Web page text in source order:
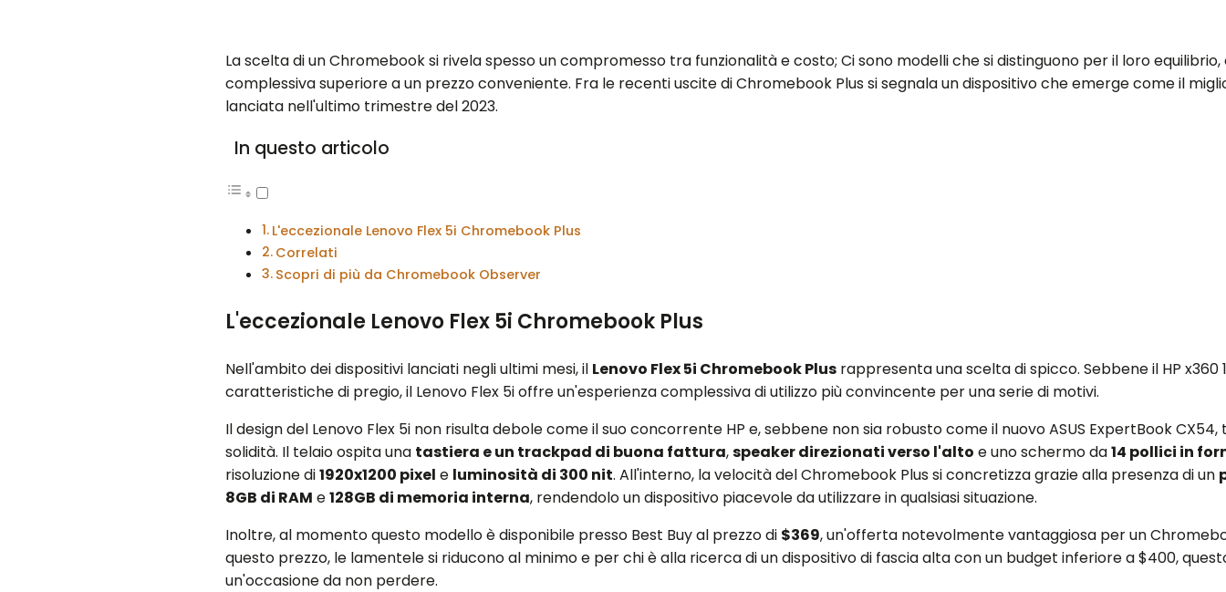
La scelta di un Chromebook si rivela spesso un compromesso tra funzionalità e costo; Ci sono modelli che si distinguono per il loro
complessiva superiore a un prezzo conveniente. Fra le recenti uscite di Chromebook Plus si segnala un dispositivo che emerge come il
lanciata nell'ultimo trimestre del 2023.
In questo articolo
L'eccezionale Lenovo Flex 5i Chromebook Plus
Correlati
Scopri di più da Chromebook Observer
L'eccezionale Lenovo Flex 5i Chromebook Plus
Nell'ambito dei dispositivi lanciati negli ultimi mesi, il Lenovo Flex 5i Chromebook Plus rappresenta una scelta di spicco. Sebbene il HP
caratteristiche di pregio, il Lenovo Flex 5i offre un'esperienza complessiva di utilizzo più convincente per una serie di motivi.
Il design del Lenovo Flex 5i non risulta debole come il suo concorrente HP e, sebbene non sia robusto come il nuovo ASUS ExpertBook
solidità. Il telaio ospita una tastiera e un trackpad di buona fattura,speaker direzionati verso l'alto e uno schermo da14 pollici in
risoluzione di1920x1200 pixel e luminosità di 300 nit. All'interno, la velocità del Chromebook Plus si concretizza grazie alla presenza di un
8GB di RAM e128GB di memoria interna, rendendolo un dispositivo piacevole da utilizzare in qualsiasi situazione.
Inoltre, al momento questo modello è disponibile presso Best Buy al prezzo di $369, un'offerta notevolmente vantaggiosa per un
questo prezzo, le lamentele si riducono al minimo e per chi è alla ricerca di un dispositivo di fascia alta con un budget inferiore a $400,
un'occasione da non perdere.